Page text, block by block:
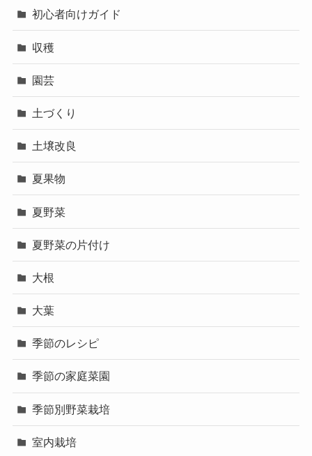
初心者向けガイド
収穫
園芸
土づくり
土壌改良
夏果物
夏野菜
夏野菜の片付け
大根
大葉
季節のレシピ
季節の家庭菜園
季節別野菜栽培
室内栽培